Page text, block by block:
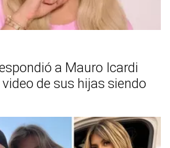
a Mauro Icardi
de sus hijas siendo